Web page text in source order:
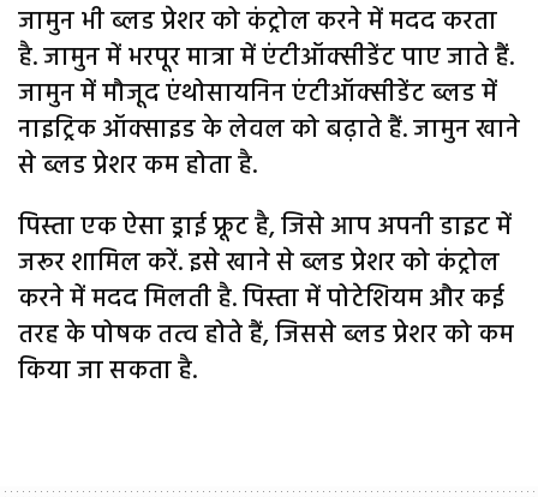
जामुन भी ब्लड प्रेशर को कंट्रोल करने में मदद करता
है. जामुन में भरपूर मात्रा में एंटीऑक्सीडेंट पाए जाते हैं.
जामुन में मौजूद एंथोसायनिन एंटीऑक्सीडेंट ब्लड में
नाइट्रिक ऑक्साइड के लेवल को बढ़ाते हैं. जामुन खाने
से ब्लड प्रेशर कम होता है.
पिस्ता एक ऐसा ड्राई फ्रूट है, जिसे आप अपनी डाइट में
जरूर शामिल करें. इसे खाने से ब्लड प्रेशर को कंट्रोल
करने में मदद मिलती है. पिस्ता में पोटेशियम और कई
तरह के पोषक तत्व होते हैं, जिससे ब्लड प्रेशर को कम
किया जा सकता है.